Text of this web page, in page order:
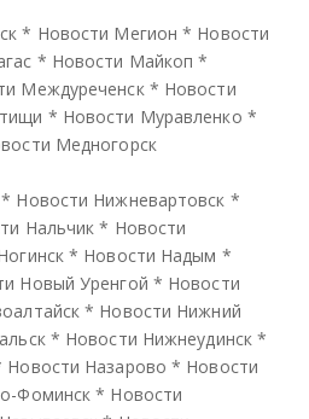
* Новости Мегион * Новости
* Новости Майкоп *
Междуреченск * Новости
* Новости Муравленко *
Медногорск
* Новости Нижневартовск *
Нальчик * Новости
* Новости Надым *
Новый Уренгой * Новости
* Новости Нижний
* Новости Нижнеудинск *
Новости Назарово * Новости
Фоминск * Новости